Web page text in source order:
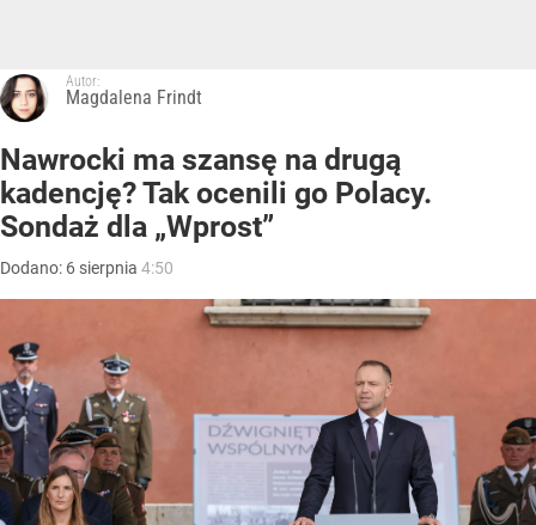
Autor:
Magdalena Frindt
Nawrocki ma szansę na drugą
kadencję? Tak ocenili go Polacy.
Sondaż dla „Wprost”
Dodano: 6 sierpnia 4:50